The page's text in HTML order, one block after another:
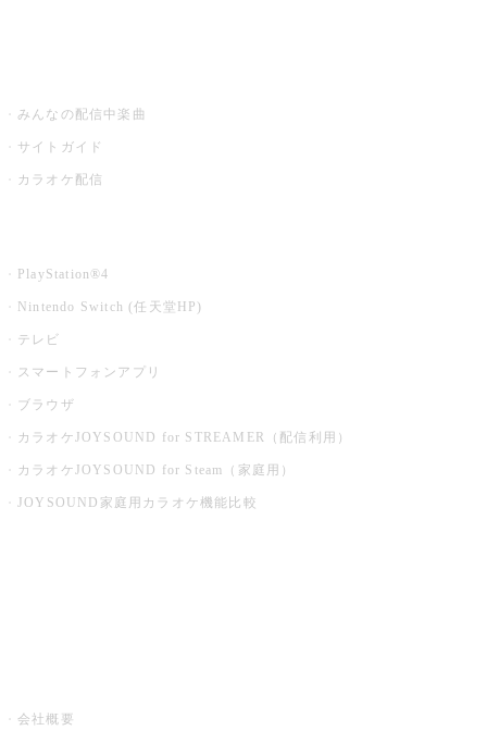
みんなの配信中楽曲
サイトガイド
カラオケ配信
PlayStation®4
Nintendo Switch (任天堂HP)
テレビ
スマートフォンアプリ
ブラウザ
カラオケJOYSOUND for STREAMER（配信利用）
カラオケJOYSOUND for Steam（家庭用）
JOYSOUND家庭用カラオケ機能比較
会社概要